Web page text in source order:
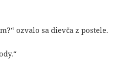
ozvalo sa dievča z postele.